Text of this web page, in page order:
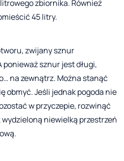
zbiornika. Również
45 litry.
zwijany sznur
ponieważ sznur jest długi,
na zewnątrz. Można stanąć
obmyć. Jeśli jednak pogoda nie
w przyczepie, rozwinąć
wydzieloną niewielką przestrzeń